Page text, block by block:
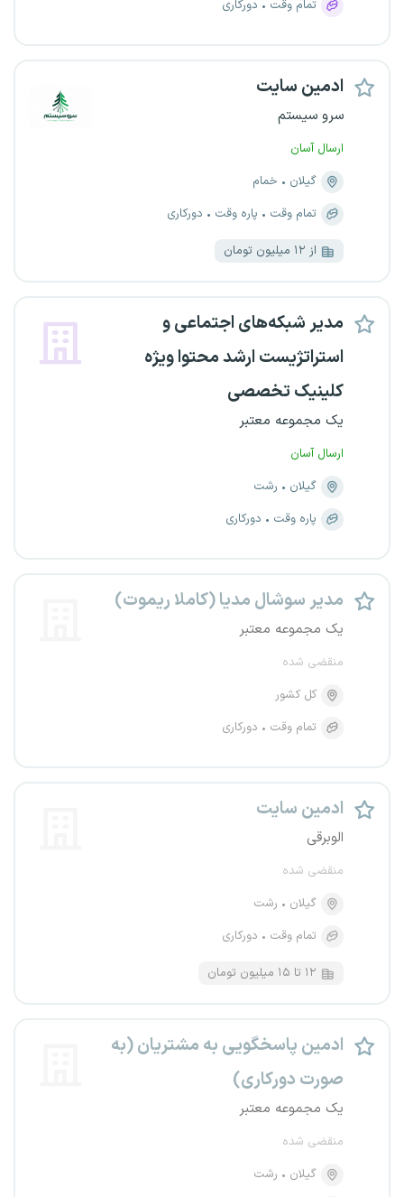
تمام وقت
دورکاری
ادمین سایت
سرو سیستم
ارسال آسان
گیلان
خمام
تمام وقت
پاره وقت دورکاری
از ۱۲ میلیون تومان
مدیر شبکه‌های اجتماعی و
استراتژیست ارشد محتوا ویژه
کلینیک تخصصی
یک مجموعه معتبر
ارسال آسان
گیلان
رشت
پاره وقت
دورکاری
مدیر سوشال مدیا (کاملا ریموت)
یک مجموعه معتبر
منقضی شده
کل کشور
تمام وقت
دورکاری
ادمین سایت
الوبرقی
منقضی شده
گیلان
رشت
تمام وقت
دورکاری
۱۲ تا ۱۵ میلیون تومان
ادمین پاسخگویی به مشتریان (به
صورت دورکاری)
یک مجموعه معتبر
منقضی شده
گیلان
رشت